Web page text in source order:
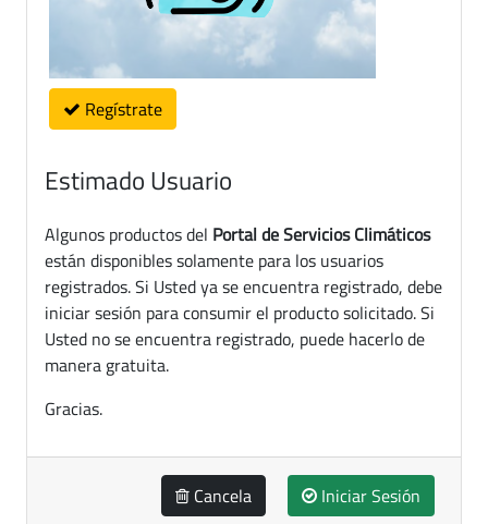
Regístrate
Estimado Usuario
Algunos productos del Portal de Servicios Climáticos
están disponibles solamente para los usuarios
registrados. Si Usted ya se encuentra registrado, debe
iniciar sesión para consumir el producto solicitado. Si
Usted no se encuentra registrado, puede hacerlo de
manera gratuita.
Gracias.
Cancela Iniciar Sesión